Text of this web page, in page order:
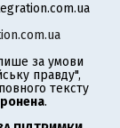
за умови
правду",
тексту
.